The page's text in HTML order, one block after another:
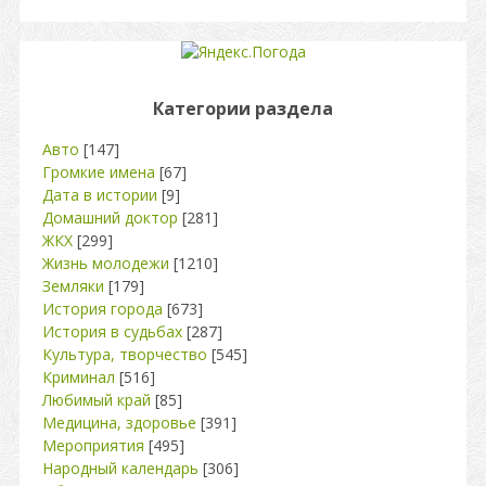
Категории раздела
Авто [147]
Громкие имена [67]
Дата в истории [9]
Домашний доктор [281]
ЖКХ [299]
Жизнь молодежи [1210]
Земляки [179]
История города [673]
История в судьбах [287]
Культура, творчество [545]
Криминал [516]
Любимый край [85]
Медицина, здоровье [391]
Мероприятия [495]
Народный календарь [306]